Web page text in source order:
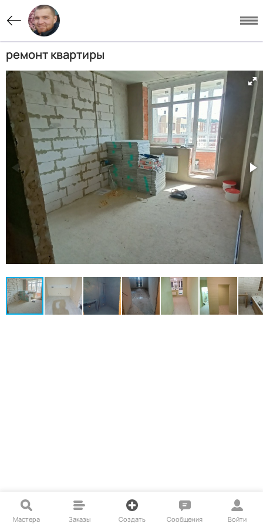
ремонт квартиры
Мастера Заказы Создать Сообщения Войти